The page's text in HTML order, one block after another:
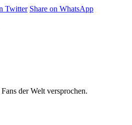
Twitter Share on WhatsApp
der Welt versprochen.